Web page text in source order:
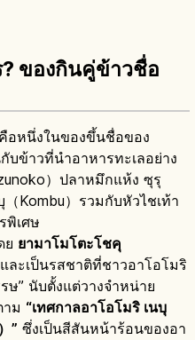
? ของกินคู่ข้าวชื่อ
คือหนึ่งในของขึ้นชื่อของ
บข้าวที่นำอาหารทะเลอย่าง
）ปลาหมึกแห้ง ซุรุ
Kombu）รวมกับหัวไชเท้า
พิเศษ
ย ยามาโมโตะโชคุ
และเป็นรสชาติที่ชาวอาโอโมริ
ษ” นับตั้งแต่วางจำหน่าย
าม “เทศกาลอาโอโมริ เนบุ
” ซึ่งเป็นสีสันหน้าร้อนของอา